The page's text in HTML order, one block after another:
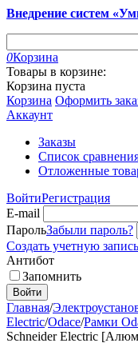
Внедрение систем
0Корзина
Товары в корзине:
Корзина пуста
Корзина Оформить
Аккаунт
Заказы
Список
Отложенные
ВойтиРегистрация
E-mail
ПарольЗабыли пароль?
Создать учетную запись
Антибот
Запомнить
Войти
Главная/
Electric/Odace/Рамки
Schneider Electric